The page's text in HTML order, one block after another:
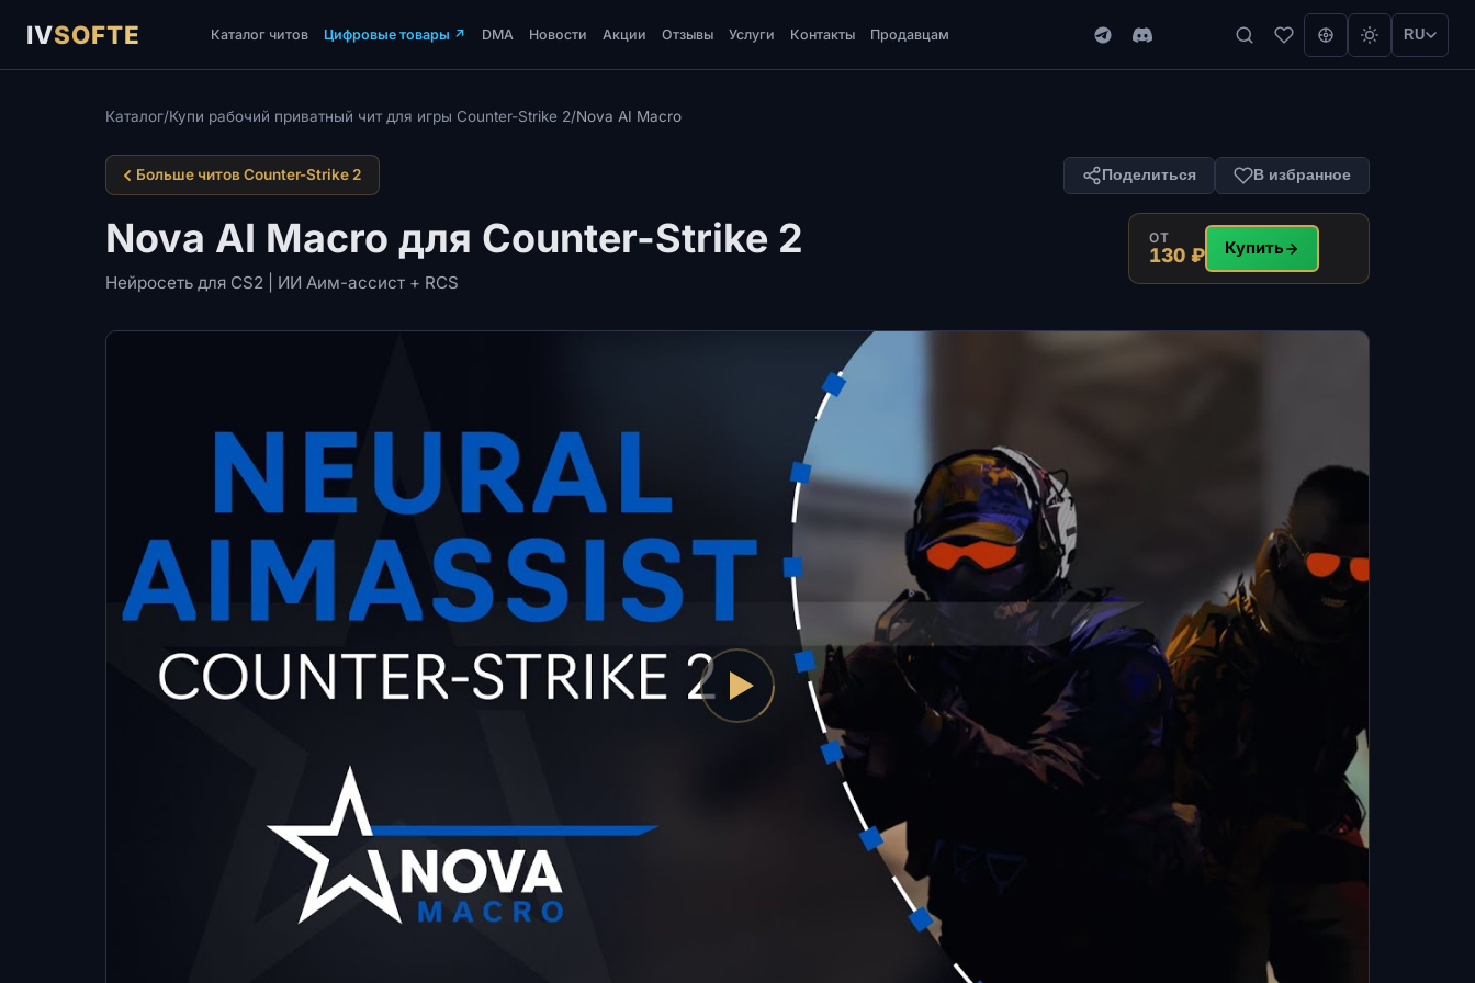
IVSOFTE Каталог читов Цифровые товары ↗ DMA Новости Акции Отзывы Услуги Контакты Продавцам RU
Каталог/Купи рабочий приватный чит для игры Counter-Strike 2/Nova AI Macro
Больше читов Counter-Strike 2 Поделиться В избранное
Nova AI Macro для Counter-Strike 2
Нейросеть для CS2 | ИИ Аим-ассист + RCS
ОТ
130 ₽ Купить